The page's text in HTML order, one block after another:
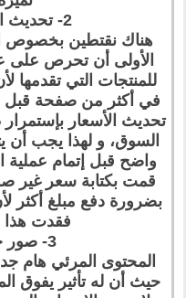
2- تحديث الأسعار بإستمرار
هناك نقتطين بخصوص
الأولى أن تحرص
للمنتجات التي تقدمها
في أكثر من صفحة قبل
تحديث الأسعار
السوق، و لهذا يجب أن
واضح قبل إتمام عملية
قمت بكتابة سعر غير
بضرورة دفع مبلغ أكثر
فقدت هذا
3- صور جيدة للمنتجات
المحتوى المرئي هام
حيث أن له تأثير يفوق